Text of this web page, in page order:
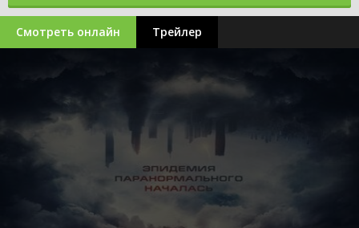
Смотреть онлайн Трейлер